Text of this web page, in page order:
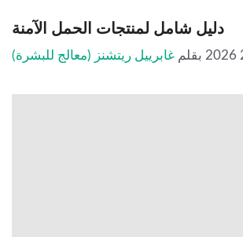
دليل شامل لمنتجات الحمل الآمنة
بقلم غابرييل ريتشنز (معالج للبشرة)